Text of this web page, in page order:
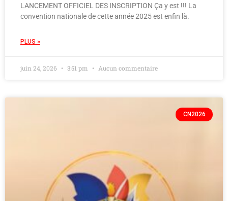
LANCEMENT OFFICIEL DES INSCRIPTION Ça y est !!! La
convention nationale de cette année 2025 est enfin là.
PLUS »
juin 24, 2026 3:51 pm Aucun commentaire
CN2026